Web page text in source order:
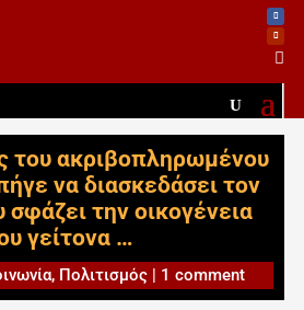

του ακριβοπληρωμένου
να διασκεδάσει τον
την οικογένεια
γείτονα …
, Πολιτισμός | 1 comment